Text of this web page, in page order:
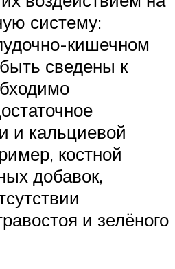
систему:
кишечном
сведены к
и кальциевой
костной
добавок,
и зелёного